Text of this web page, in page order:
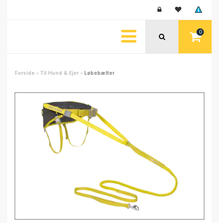
0
Forside » Til Hund & Ejer » Løbebælter